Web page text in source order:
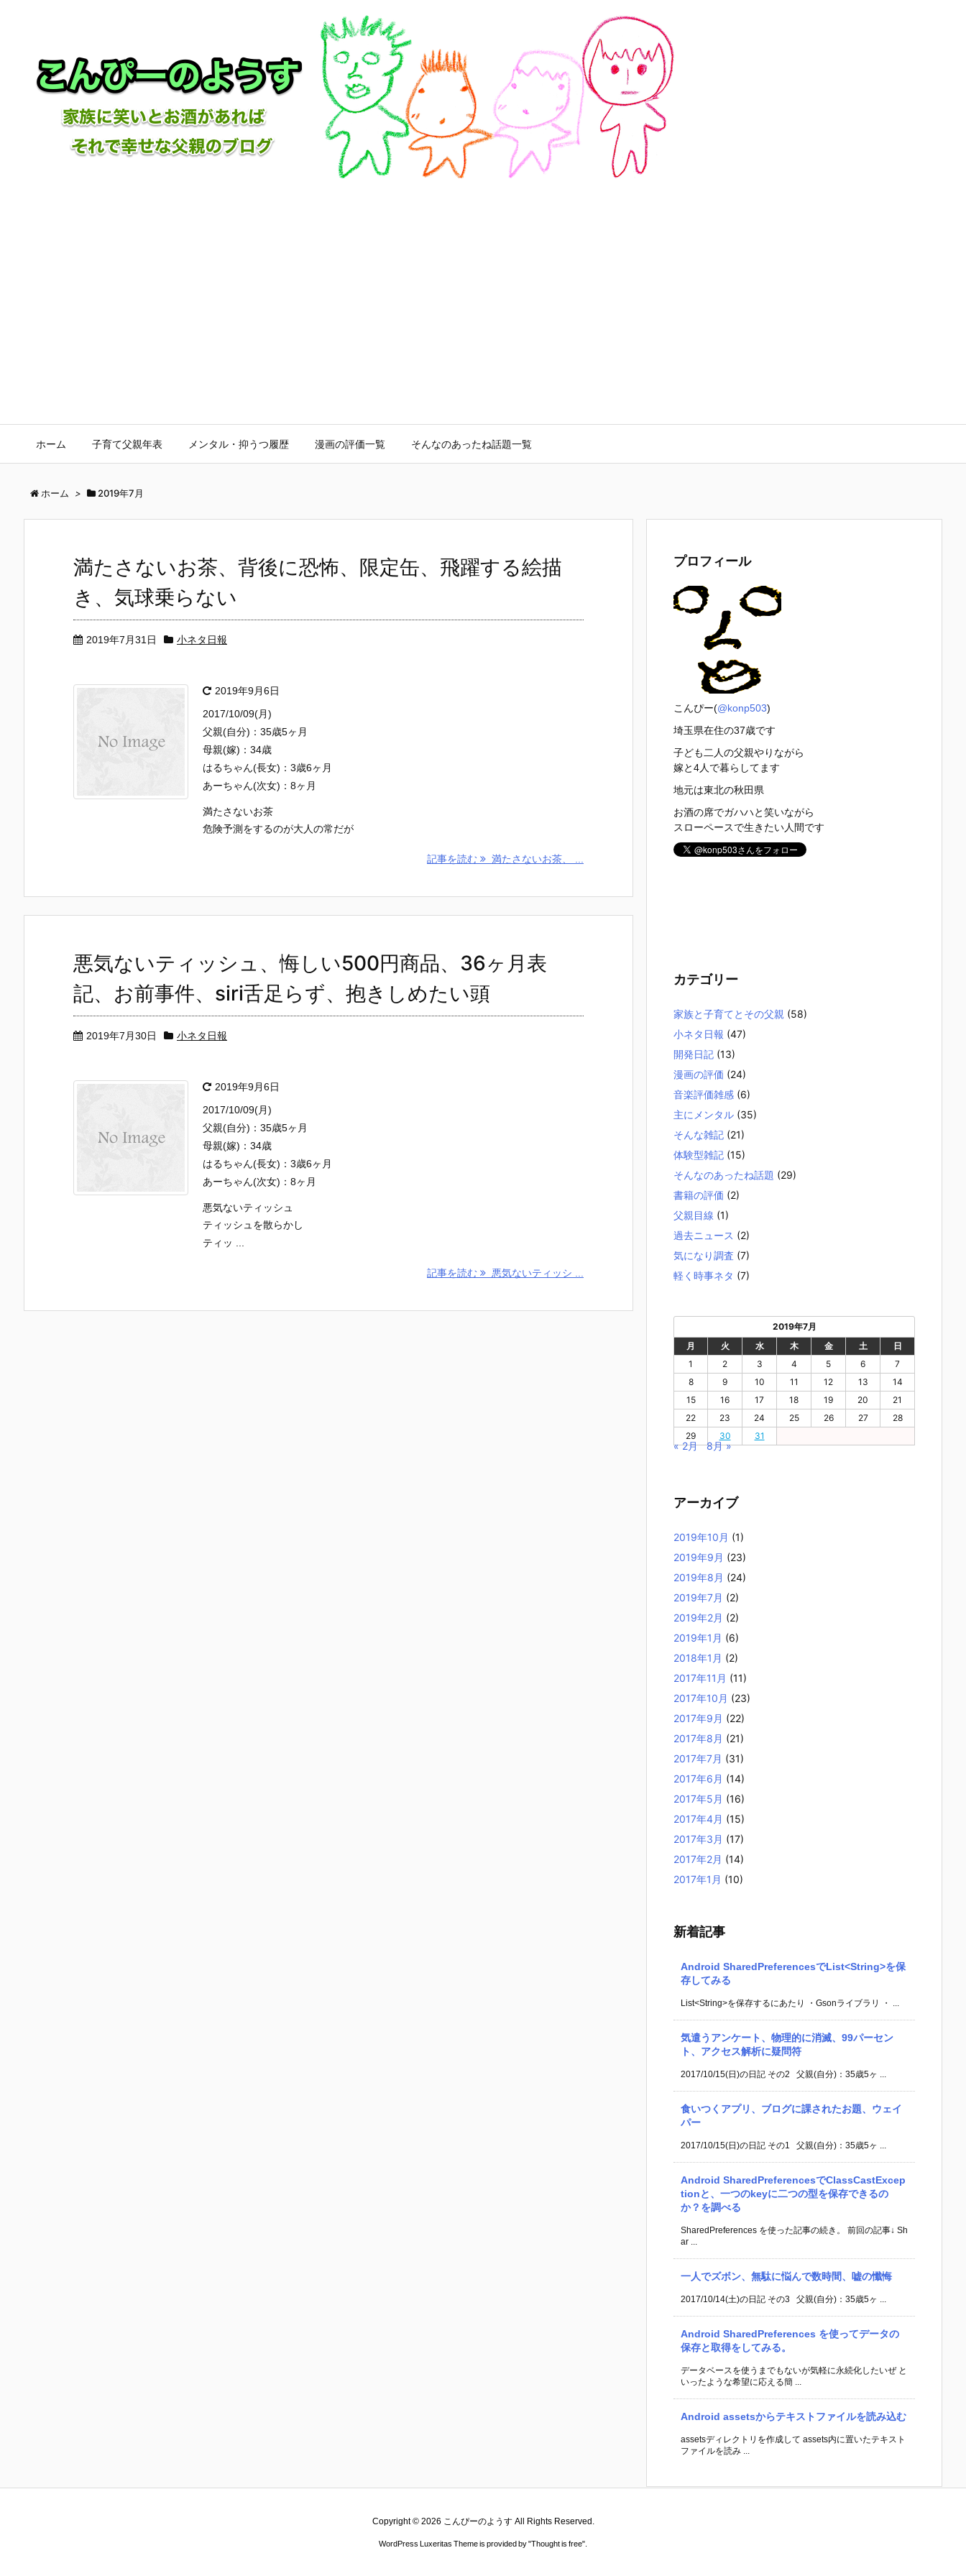
ホーム 子育て父親年表 メンタル・抑うつ履歴 漫画の評価一覧 そんなのあったね話題一覧
ホーム > 2019年7月
満たさないお茶、背後に恐怖、限定缶、飛躍する絵描
き、気球乗らない
2019年7月31日 小ネタ日報
2019年9月6日
2017/10/09(月)
父親(自分)：35歳5ヶ月
母親(嫁)：34歳
はるちゃん(長女)：3歳6ヶ月
あーちゃん(次女)：8ヶ月
満たさないお茶
危険予測をするのが大人の常だが
記事を読む 満たさないお茶、 ...
悪気ないティッシュ、悔しい500円商品、36ヶ月表
記、お前事件、siri舌足らず、抱きしめたい頭
2019年7月30日 小ネタ日報
2019年9月6日
2017/10/09(月)
父親(自分)：35歳5ヶ月
母親(嫁)：34歳
はるちゃん(長女)：3歳6ヶ月
あーちゃん(次女)：8ヶ月
悪気ないティッシュ
ティッシュを散らかし
ティッ ...
記事を読む 悪気ないティッシ ...
プロフィール
こんぴー(@konp503)
埼玉県在住の37歳です
子ども二人の父親やりながら
嫁と4人で暮らしてます
地元は東北の秋田県
お酒の席でガハハと笑いながら
スローペースで生きたい人間です
カテゴリー
家族と子育てとその父親 (58)
小ネタ日報 (47)
開発日記 (13)
漫画の評価 (24)
音楽評価雑感 (6)
主にメンタル (35)
そんな雑記 (21)
体験型雑記 (15)
そんなのあったね話題 (29)
書籍の評価 (2)
父親目線 (1)
過去ニュース (2)
気になり調査 (7)
軽く時事ネタ (7)
2019年7月
月
火 水 木 金 土
日
1
2 3 4 5 6
7
8
9 10 11 12 13
14
15
16 17 18 19 20
21
22
23 24 25 26 27
28
29
30 31
« 2月 8月 »
アーカイブ
2019年10月 (1)
2019年9月 (23)
2019年8月 (24)
2019年7月 (2)
2019年2月 (2)
2019年1月 (6)
2018年1月 (2)
2017年11月 (11)
2017年10月 (23)
2017年9月 (22)
2017年8月 (21)
2017年7月 (31)
2017年6月 (14)
2017年5月 (16)
2017年4月 (15)
2017年3月 (17)
2017年2月 (14)
2017年1月 (10)
新着記事
Android SharedPreferencesでList<String>を保
存してみる
List<String>を保存するにあたり ・Gsonライブラリ ・ ...
気遣うアンケート、物理的に消滅、99パーセン
ト、アクセス解析に疑問符
2017/10/15(日)の日記 その2 父親(自分)：35歳5ヶ ...
食いつくアプリ、ブログに課されたお題、ウェイ
パー
2017/10/15(日)の日記 その1 父親(自分)：35歳5ヶ ...
Android SharedPreferencesでClassCastExcep
tionと、一つのkeyに二つの型を保存できるの
か？を調べる
SharedPreferences を使った記事の続き。 前回の記事↓ Sh
ar ...
一人でズボン、無駄に悩んで数時間、嘘の懺悔
2017/10/14(土)の日記 その3 父親(自分)：35歳5ヶ ...
Android SharedPreferences を使ってデータの
保存と取得をしてみる。
データベースを使うまでもないが気軽に永続化したいぜ と
いったような希望に応える簡 ...
Android assetsからテキストファイルを読み込む
assetsディレクトリを作成して assets内に置いたテキスト
ファイルを読み ...
Copyright © 2026 こんぴーのようすAll Rights Reserved.
WordPress Luxeritas Theme is provided by "Thought is free".